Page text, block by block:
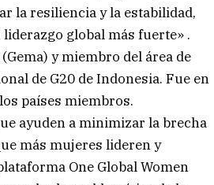
la resiliencia y la estabilidad,
global más fuerte» .
y miembro del área de
de G20 de Indonesia. Fue en
países miembros.
ayuden a minimizar la brecha
más mujeres lideren y
One Global Women